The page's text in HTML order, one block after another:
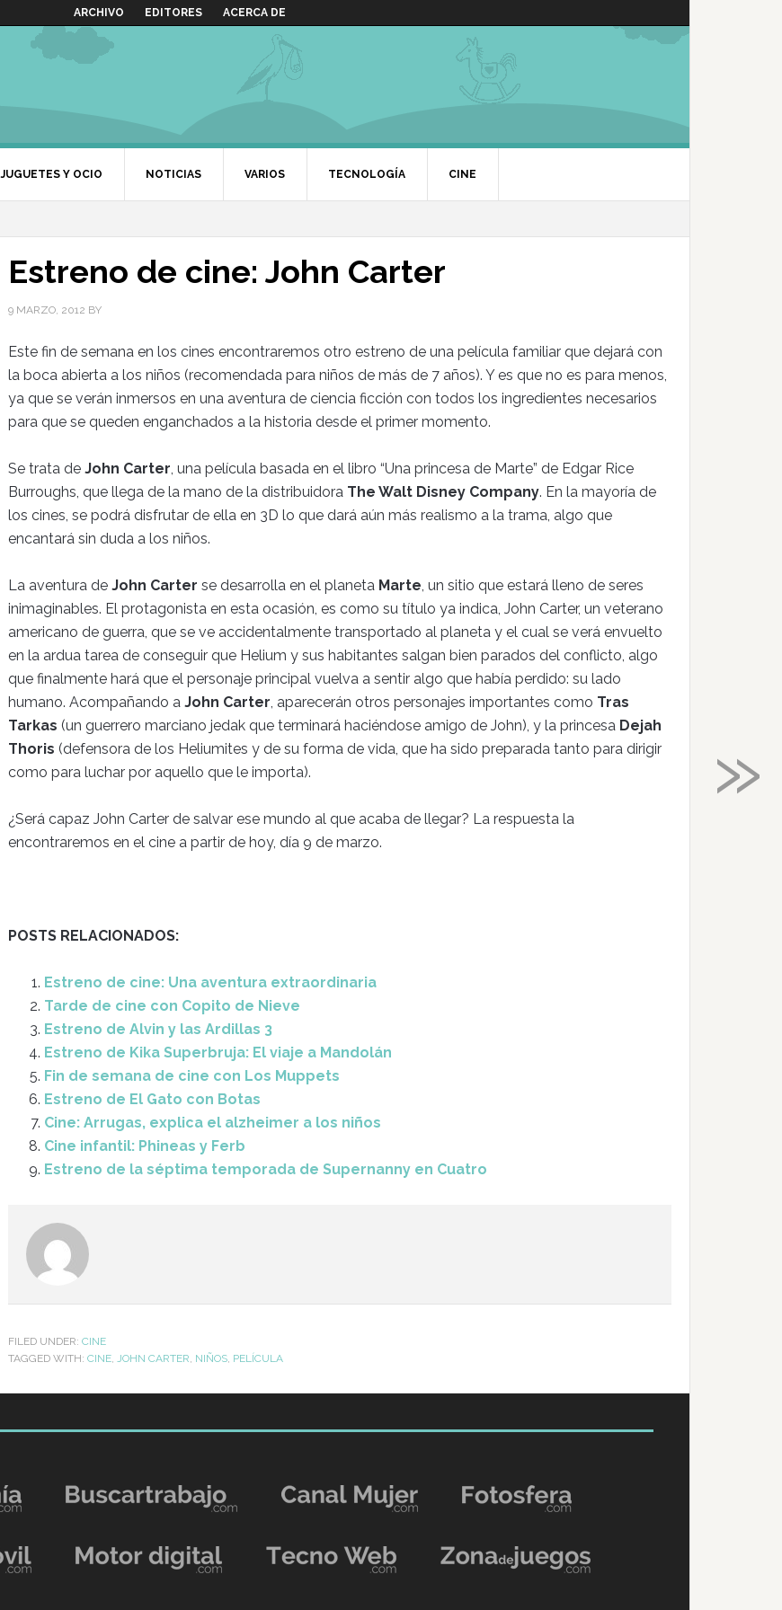
ARCHIVO EDITORES ACERCA DE
JUGUETES Y OCIO NOTICIAS VARIOS TECNOLOGÍA CINE
Estreno de cine: John Carter
9 MARZO, 2012 BY
Este fin de semana en los cines encontraremos otro estreno de una película familiar que dejará con
la boca abierta a los niños (recomendada para niños de más de 7 años). Y es que no es para menos,
ya que se verán inmersos en una aventura de ciencia ficción con todos los ingredientes necesarios
para que se queden enganchados a la historia desde el primer momento.
Se trata de John Carter, una película basada en el libro “Una princesa de Marte” de Edgar Rice
Burroughs, que llega de la mano de la distribuidora The Walt Disney Company. En la mayoría de
los cines, se podrá disfrutar de ella en 3D lo que dará aún más realismo a la trama, algo que
encantará sin duda a los niños.
La aventura de John Carter se desarrolla en el planeta Marte, un sitio que estará lleno de seres
inimaginables. El protagonista en esta ocasión, es como su título ya indica, John Carter, un veterano
americano de guerra, que se ve accidentalmente transportado al planeta y el cual se verá envuelto
en la ardua tarea de conseguir que Helium y sus habitantes salgan bien parados del conflicto, algo
que finalmente hará que el personaje principal vuelva a sentir algo que había perdido: su lado
humano. Acompañando a John Carter, aparecerán otros personajes importantes como Tras
Tarkas (un guerrero marciano jedak que terminará haciéndose amigo de John), y la princesa Dejah
Thoris (defensora de los Heliumites y de su forma de vida, que ha sido preparada tanto para dirigir
como para luchar por aquello que le importa).
¿Será capaz John Carter de salvar ese mundo al que acaba de llegar? La respuesta la
encontraremos en el cine a partir de hoy, día 9 de marzo.
POSTS RELACIONADOS:
Estreno de cine: Una aventura extraordinaria
Tarde de cine con Copito de Nieve
Estreno de Alvin y las Ardillas 3
Estreno de Kika Superbruja: El viaje a Mandolán
Fin de semana de cine con Los Muppets
Estreno de El Gato con Botas
Cine: Arrugas, explica el alzheimer a los niños
Cine infantil: Phineas y Ferb
Estreno de la séptima temporada de Supernanny en Cuatro
FILED UNDER: CINE
TAGGED WITH: CINE, JOHN CARTER, NIÑOS, PELÍCULA
»